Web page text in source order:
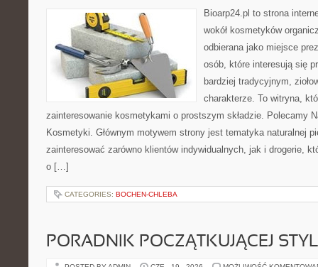
Bioarp24.pl to strona
wokół kosmetyków
odbierana jako miejsce
osób, które interesują się
bardziej tradycyjnym,
charakterze. To witryna,
zainteresowanie kosmetykami o prostszym składzie. Polecamy
Kosmetyki. Głównym motywem strony jest tematyka naturalnej
zainteresować zarówno klientów indywidualnych, jak i drogerie,
o […]
CATEGORIES: BOCHEN-CHLEBA
PORADNIK POCZĄTKUJĄCEJ